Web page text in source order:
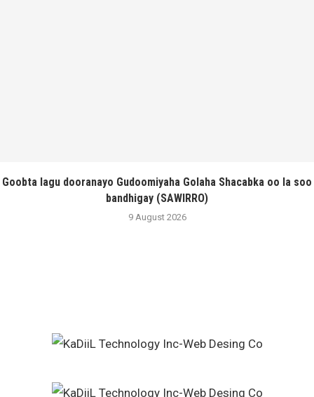
Goobta lagu dooranayo Gudoomiyaha Golaha Shacabka oo la soo
bandhigay (SAWIRRO)
9 August 2026